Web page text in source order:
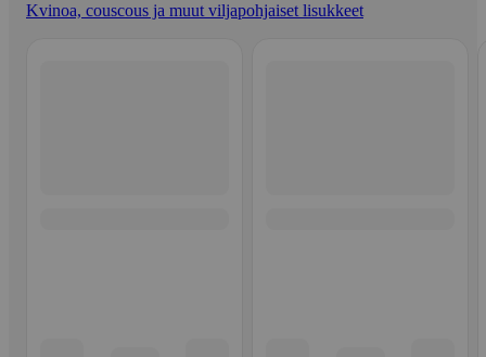
Kvinoa, couscous ja muut viljapohjaiset lisukkeet